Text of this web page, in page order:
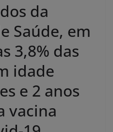
da
Saúde, em
3,8% das
idade
e 2 anos
vacina